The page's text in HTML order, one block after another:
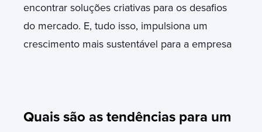
encontrar soluções criativas para os desafios
do mercado. E, tudo isso, impulsiona um
crescimento mais sustentável para a empresa
Quais são as tendências para um